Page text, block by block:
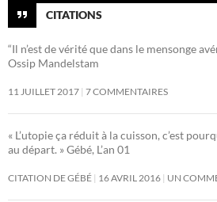
CITATIONS
“Il n’est de vérité que dans le mensonge
Ossip Mandelstam
11 JUILLET 2017 7 COMMENTAIRES
« L’utopie ça réduit à la cuisson, c’est
au départ. » Gébé, L’an 01
CITATION DE GÉBÉ 16 AVRIL 2016 UN